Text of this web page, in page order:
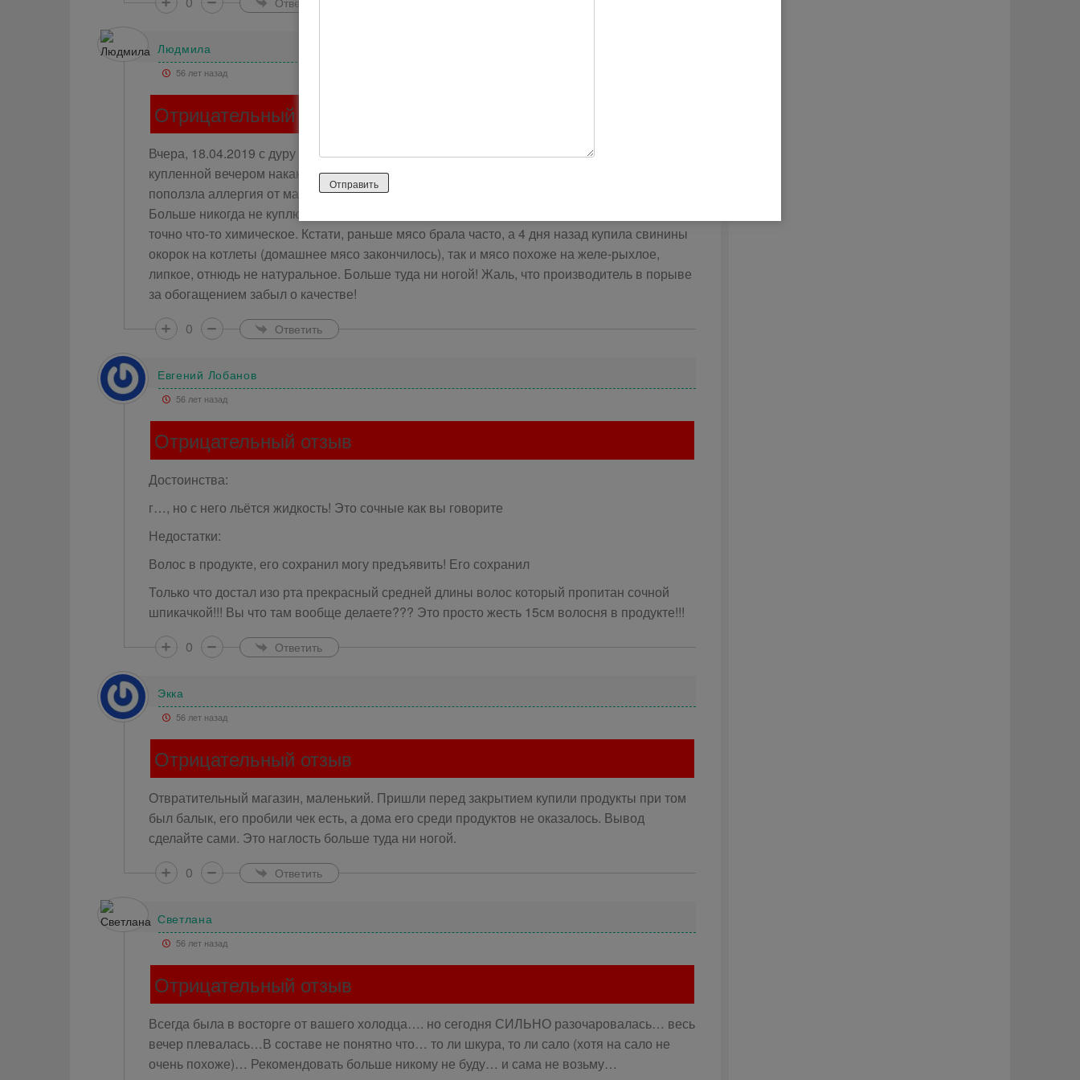
Людмила
56 лет назад
Отрицательный отзыв
Вчера, 18.04.2019 с дуру дала 2 летнему ребенку кусочек сливочной колбасы, Ариант,
купленной вечером накануне. Делала салат, малыш увидел и заревел, что надо. На глазах
поползла аллергия от маленького ломтика. Накапала сразу капель, Зиртек, пронесло.
Больше никогда не куплю, ни себе, ни детям. Уж не знаю, что они в колбасу пихают, но
точно что-то химическое. Кстати, раньше мясо брала часто, а 4 дня назад купила свинины
окорок на котлеты (домашнее мясо закончилось), так и мясо похоже на желе-рыхлое,
липкое, отнюдь не натуральное. Больше туда ни ногой! Жаль, что производитель в порыве
за обогащением забыл о качестве!
0
Ответить
Евгений Лобанов
56 лет назад
Отрицательный отзыв
Достоинства:
г…, но с него льётся жидкость! Это сочные как вы говорите
Недостатки:
Волос в продукте, его сохранил могу предъявить! Его сохранил
Только что достал изо рта прекрасный средней длины волос который пропитан сочной
шпикачкой!!! Вы что там вообще делаете??? Это просто жесть 15см волосня в продукте!!!
0
Ответить
Экка
56 лет назад
Отрицательный отзыв
Отвратительный магазин, маленький. Пришли перед закрытием купили продукты при том
был балык, его пробили чек есть, а дома его среди продуктов не оказалось. Вывод
сделайте сами. Это наглость больше туда ни ногой.
0
Ответить
Светлана
56 лет назад
Отрицательный отзыв
Всегда была в восторге от вашего холодца…. но сегодня СИЛЬНО разочаровалась… весь
вечер плевалась…В составе не понятно что… то ли шкура, то ли сало (хотя на сало не
очень похоже)… Рекомендовать больше никому не буду… и сама не возьму…